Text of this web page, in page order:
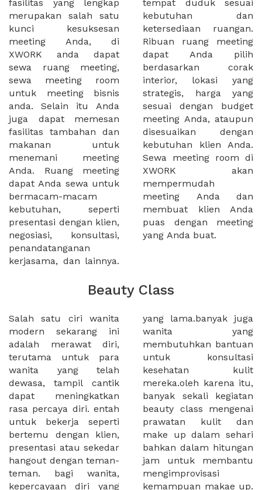
fasilitas yang lengkap
merupakan salah satu
kunci kesuksesan
meeting Anda, di
XWORK anda dapat
sewa ruang meeting,
sewa meeting room
untuk meeting bisnis
anda. Selain itu Anda
juga dapat memesan
fasilitas tambahan dan
makanan untuk
menemani meeting
Anda. Ruang meeting
dapat Anda sewa untuk
bermacam-macam
kebutuhan, seperti
presentasi dengan klien,
negosiasi, konsultasi,
penandatanganan
kerjasama, dan lainnya.
tempat duduk sesuai
kebutuhan dan
ketersediaan ruangan.
Ribuan ruang meeting
dapat Anda pilih
berdasarkan corak
interior, lokasi yang
strategis, harga yang
sesuai dengan budget
meeting Anda, ataupun
disesuaikan dengan
kebutuhan klien Anda.
Sewa meeting room di
XWORK akan
mempermudah
meeting Anda dan
membuat klien Anda
puas dengan meeting
yang Anda buat.
Beauty Class
Salah satu ciri wanita
modern sekarang ini
adalah merawat diri,
terutama untuk para
wanita yang telah
dewasa, tampil cantik
dapat meningkatkan
rasa percaya diri. entah
untuk bekerja seperti
bertemu dengan klien,
presentasi atau sekedar
hangout dengan teman-
teman. bagi wanita,
kepercayaan diri yang
yang lama.banyak juga
wanita yang
membutuhkan bantuan
untuk konsultasi
kesehatan kulit
mereka.oleh karena itu,
banyak sekali kegiatan
beauty class mengenai
prawatan kulit dan
make up dalam sehari
bahkan dalam hitungan
jam untuk membantu
mengimprovisasi
kemampuan makae up.